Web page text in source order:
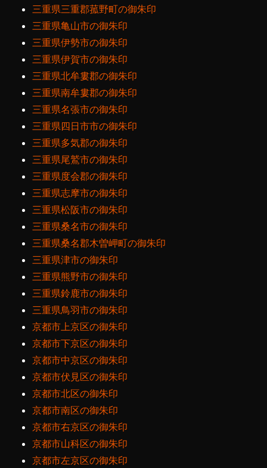
三重県三重郡菰野町の御朱印
三重県亀山市の御朱印
三重県伊勢市の御朱印
三重県伊賀市の御朱印
三重県北牟婁郡の御朱印
三重県南牟婁郡の御朱印
三重県名張市の御朱印
三重県四日市市の御朱印
三重県多気郡の御朱印
三重県尾鷲市の御朱印
三重県度会郡の御朱印
三重県志摩市の御朱印
三重県松阪市の御朱印
三重県桑名市の御朱印
三重県桑名郡木曽岬町の御朱印
三重県津市の御朱印
三重県熊野市の御朱印
三重県鈴鹿市の御朱印
三重県鳥羽市の御朱印
京都市上京区の御朱印
京都市下京区の御朱印
京都市中京区の御朱印
京都市伏見区の御朱印
京都市北区の御朱印
京都市南区の御朱印
京都市右京区の御朱印
京都市山科区の御朱印
京都市左京区の御朱印